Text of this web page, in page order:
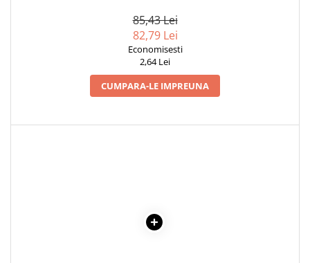
85,43 Lei
82,79 Lei
Economisesti
2,64 Lei
CUMPARA-LE IMPREUNA